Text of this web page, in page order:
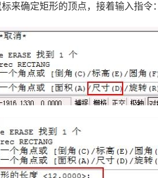
来确定矩形的顶点，接着输入指令：